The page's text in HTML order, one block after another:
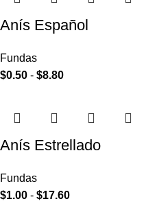
Anís Español
Fundas
$0.50 - $8.80
Anís Estrellado
Fundas
$1.00 - $17.60